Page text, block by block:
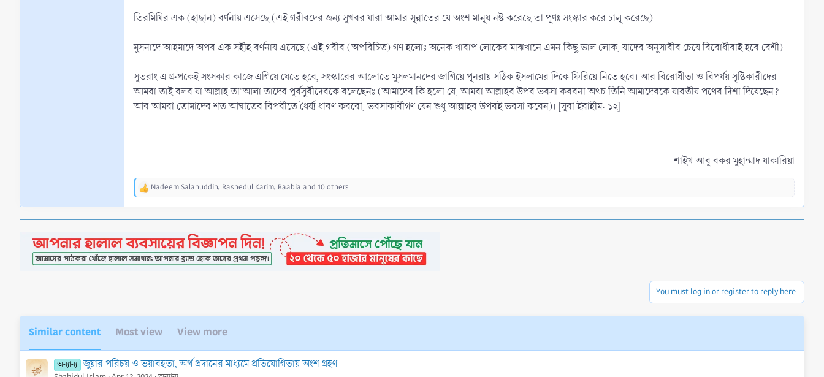
তিরমিযির এক (হাছান) বর্ণনায় এসেছে (এই গরীবদের জন্য সুখবর যারা আমার সুন্নাতের যে অংশ মানুষ নষ্ট করেছে তা পূণঃ সংস্কার করে চালু করেছে)।
মুসনাদে আহমাদে অপর এক সহীহ বর্ণনায় এসেছে (এই গরীব (অপরিচিত) গণ হলোঃ অনেক খারাপ লোকের মাঝখানে এমন কিছু ভাল লোক, যাদের অনুসারীর চেয়ে বিরোধীরাই হবে বেশী)।
সুতরাং এ গ্রুপকেই সংসকার কাজে এগিয়ে যেতে হবে, সংস্কারের আলোতে মুসলমানদের জাগিয়ে পুনরায় সঠিক ইসলামের দিকে ফিরিয়ে নিতে হবে। আর বিরোধীতা ও বিপর্যয় সৃষ্টিকারীদের
আমরা তাই বলব যা আল্লাহ তা'আলা তাদের পূর্বসুরীদেরকে বলেছেনঃ (আমাদের কি হলো যে, আমরা আল্লাহর উপর ভরসা করবনা অথচ তিনি আমাদেরকে যাবতীয় পথের দিশা দিয়েছেন?
আর আমরা তোমাদের শত আঘাতের বিপরীতে ধৈর্য্য ধারণ করবো, ভরসাকারীগণ যেন শুধু আল্লাহর উপরই ভরসা করেন)। [সূরা ইব্রাহীম: ১২]
- শাইখ আবু বকর মুহাম্মাদ যাকারিয়া​
R
i
o
n
Nadeem Salahuddin, Rashedul Karim, Raabia and 10 others
You must log in or register to reply here.
Similar content Most view View more
অন্যান্য জুয়ার পরিচয় ও ভয়াবহতা, অর্থ প্রদানের মাধ্যমে প্রতিযোগিতায় অংশ গ্রহণ